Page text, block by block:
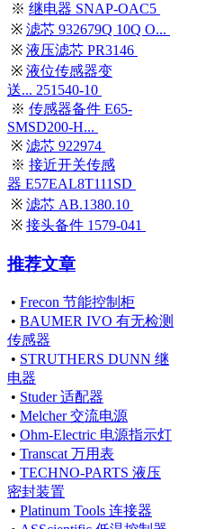
※ 继电器 SNAP-OAC5
※ 滤芯 932679Q 10Q O...
※ 液压滤芯 PR3146
※ 液位传感器变
送... 251540-10
※ 传感器备件 E65-
SMSD200-H...
※ 滤芯 922974
※ 接近开关传感
器 E57EAL8T111SD
※ 滤芯 AB.1380.10
※ 接头备件 1579-041
推荐文章
• Frecon 节能控制柜
• BAUMER IVO 有无检测
传感器
• STRUTHERS DUNN 继
电器
• Studer 适配器
• Melcher 交流电源
• Ohm-Electric 电源指示灯
• Transcat 万用表
• TECHNO-PARTS 液压
密封装置
• Platinum Tools 连接器